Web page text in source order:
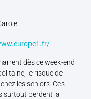
dès ce week-end
le risque de
les seniors. Ces
surtout perdent la